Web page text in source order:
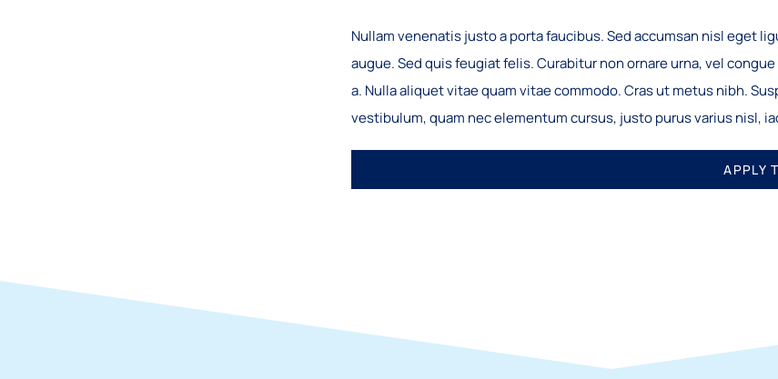
Nullam venenatis justo a porta faucibus. Sed accumsan nisl eget
augue. Sed quis feugiat felis. Curabitur non ornare urna, vel
a. Nulla aliquet vitae quam vitae commodo. Cras ut metus nibh.
vestibulum, quam nec elementum cursus, justo purus varius nisl,
APPLY